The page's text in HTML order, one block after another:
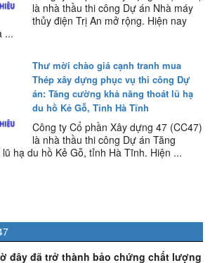
là nhà thầu thi công Dự án Nhà máy
thủy điện Trị An mở rộng. Hiện nay
...
Thư mời chào giá cạnh tranh mua
Thép xây dựng phục vụ thi công Dự
án: Tăng cường khả năng thoát lũ hạ
du hồ Kẻ Gỗ, Tỉnh Hà Tĩnh
Công ty Cổ phần Xây dựng 47 (CC47)
là nhà thầu thi công Dự án Tăng
hạ du hồ Kẻ Gỗ, tỉnh Hà Tĩnh. Hiện ...
đây đã trở thành bảo chứng chất lượng